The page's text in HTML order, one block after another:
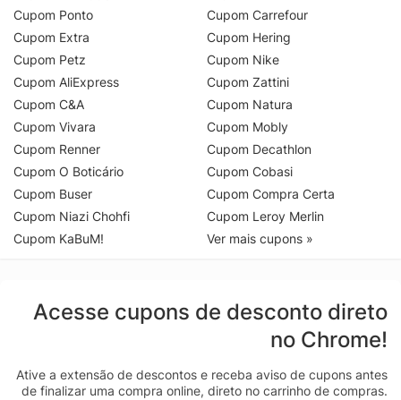
Cupom Ponto
Cupom Extra
Cupom Petz
Cupom AliExpress
Cupom C&A
Cupom Vivara
Cupom Renner
Cupom O Boticário
Cupom Buser
Cupom Niazi Chohfi
Cupom KaBuM!
Cupom Carrefour
Cupom Hering
Cupom Nike
Cupom Zattini
Cupom Natura
Cupom Mobly
Cupom Decathlon
Cupom Cobasi
Cupom Compra Certa
Cupom Leroy Merlin
Ver mais cupons »
Acesse cupons de desconto direto
no Chrome!
Ative a extensão de descontos e receba aviso de cupons antes
de finalizar uma compra online, direto no carrinho de compras.